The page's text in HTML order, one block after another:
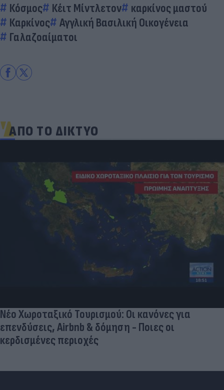
Κόσμος Κέιτ Μίντλετον
καρκίνος μαστού
Καρκίνος
Αγγλική Βασιλική Οικογένεια
Γαλαζοαίματοι
ΑΠΟ ΤΟ ΔΙΚΤΥΟ
Νέο Χωροταξικό Τουρισμού: Οι κανόνες για
επενδύσεις, Airbnb & δόμηση - Ποιες οι
κερδισμένες περιοχές